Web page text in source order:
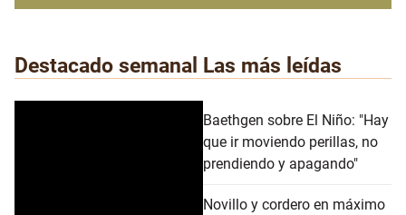
Destacado semanal Las más leídas
Baethgen sobre El Niño: "Hay
que ir moviendo perillas, no
prendiendo y apagando"
Novillo y cordero en máximo